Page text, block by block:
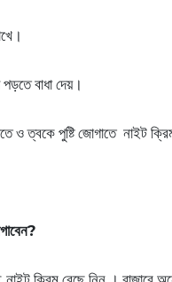
বাধা দেয়।
ও ত্বকে পুষ্টি জোগাতে নাইট